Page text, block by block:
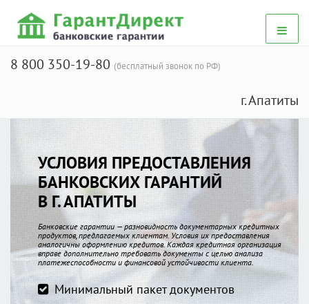
8 800 350-19-80 (бесплатный звонок по РФ)
г. Апатиты
УСЛОВИЯ ПРЕДОСТАВЛЕНИЯ
БАНКОВСКИХ ГАРАНТИЙ
В Г. АПАТИТЫ
Банковские гарантии — разновидность документарных кредитных
продуктов, предлагаемых клиентам. Условия их предоставления
аналогичны оформлению кредитов. Каждая кредитная организация
вправе дополнительно требовать документы с целью анализа
платежеспособности и финансовой устойчивости клиента.
Минимальный пакет документов